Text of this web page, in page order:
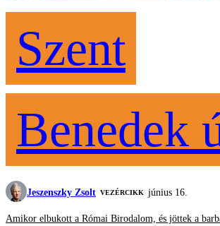
Szent
Benedek
Jeszenszky Zsolt VEZÉRCIKK június 16.
Amikor elbukott a Római Birodalom, és jöttek a